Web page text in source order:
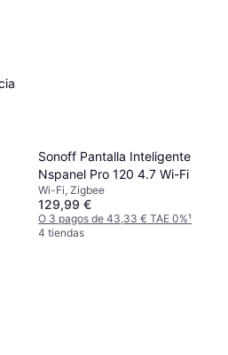
Sonoff Pantalla Inteligente
Nspanel Pro 120 4.7 Wi-Fi
Wi-Fi, Zigbee
129,99 €
O 3 pagos de 43,33 € TAE 0%¹
4 tiendas